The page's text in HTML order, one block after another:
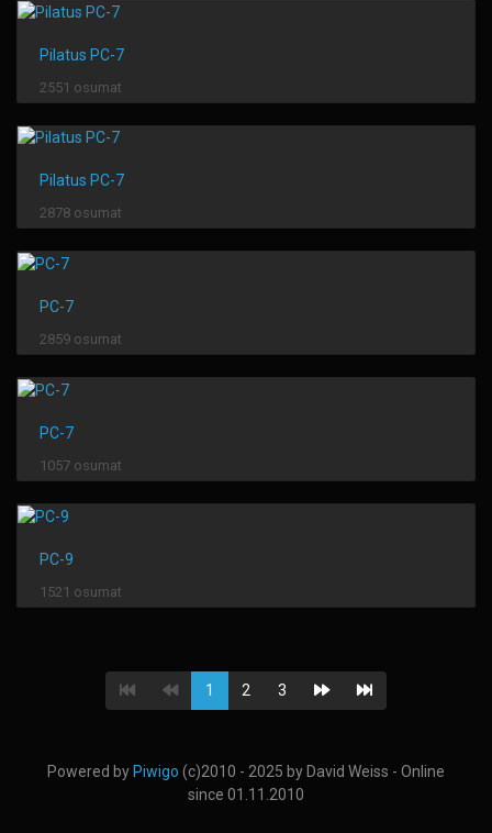
Pilatus PC-7
2551 osumat
Pilatus PC-7
2878 osumat
PC-7
2859 osumat
PC-7
1057 osumat
PC-9
1521 osumat
1 2 3
Powered by Piwigo (c)2010 - 2025 by David Weiss - Online
since 01.11.2010